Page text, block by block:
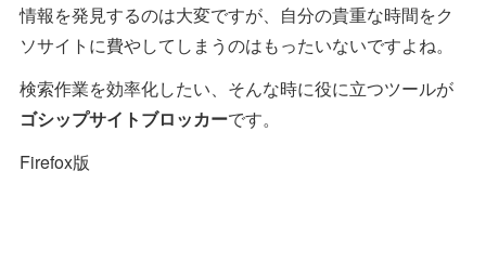
情報を発見するのは大変ですが、自分の貴重な時間をク
ソサイトに費やしてしまうのはもったいないですよね。
検索作業を効率化したい、そんな時に役に立つツールが
ゴシップサイトブロッカーです。
Firefox版